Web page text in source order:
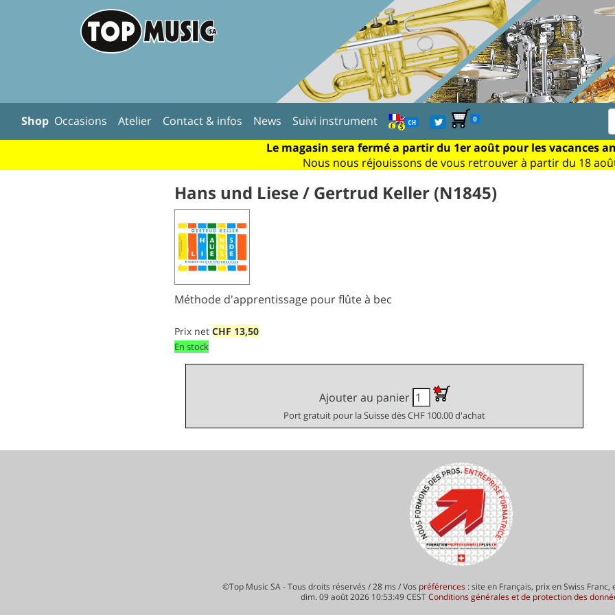
Shop Occasions Atelier Contact & infos News Suivi instrument CH 0
Le magasin sera fermé a partir du 1er août pour les vacances
Nous nous réjouissons de vous retrouver à partir du 18
Hans und Liese / Gertrud Keller (N1845)
Méthode d'apprentissage pour flûte à bec
Prix net CHF 13,50
En stock
Ajouter au panier
Port gratuit pour la Suisse dès CHF 100.00 d'achat
©Top Music SA - Tous droits réservés / 28 ms / Vos préférences : site en Français, prix en Swiss Franc,
dim. 09 août 2026 10:53:49 CEST Conditions générales et de protection des